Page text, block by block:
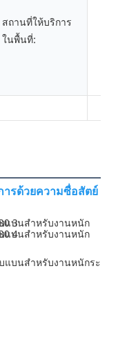
สถานที่ให้บริการ
ในพื้นที่:
รด้วยความซื่อสัตย์